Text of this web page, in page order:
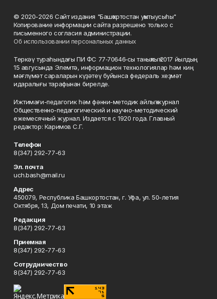
© 2020-2026 Сайт издания "Башҡортостан уҡытыусыһы"
Копирование информации сайта разрешено только с
письменного согласия администрации.
Об использовании персональных данных
Теркәү тураһындағы ПИ ФС 77‑70646‑сы таныҡлыҡ 2017 йылдың
15 авгусында Элемтә, информацион технологиялар һәм киң
мәғлүмәт сараларын күҙәтеү буйынса федераль хеҙмәт
идаралығы тарафынан бирелде.
Ижтимағи-педагогик һәм фәнни-методик айлыҡ журнал
Общественно-педагогический и научно-методический
ежемесячный журнал. Издается с 1920 года. Главный
редактор: Каримов С.Г.
Телефон
8(347) 292-77-63
Эл. почта
uch.bash@mail.ru
Адрес
450079, Республика Башкортостан, г. Уфа, ул. 50-летия
Октября, 13, Дом печати, 10 этаж
Редакция
8(347) 292-77-63
Приемная
8(347) 292-77-63
Сотрудничество
8(347) 292-77-63